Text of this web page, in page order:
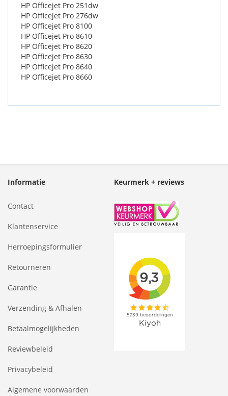
HP Officejet Pro 251dw
HP Officejet Pro 276dw
HP Officejet Pro 8100
HP Officejet Pro 8610
HP Officejet Pro 8620
HP Officejet Pro 8630
HP Officejet Pro 8640
HP Officejet Pro 8660
Informatie
Contact
Klantenservice
Herroepingsformulier
Retourneren
Garantie
Verzending & Afhalen
Betaalmogelijkheden
Reviewbeleid
Privacybeleid
Algemene voorwaarden
Keurmerk + reviews